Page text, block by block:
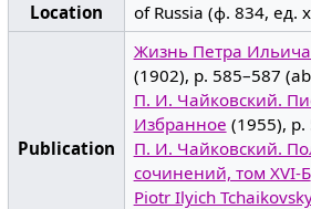
Location
of Russia (ф. 834, ед.
Publication
Жизнь Петра
(1902), p. 585–587
П. И. Чайковский.
Избранное (1955), p.
П. И. Чайковский.
сочинений, том XVI-Б
Piotr Ilyich